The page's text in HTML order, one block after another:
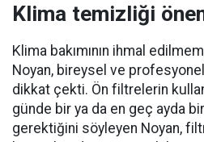
Klima temizliği
Klima bakımının ihmal
Noyan, bireysel ve profesyonel
dikkat çekti. Ön filtrelerin
günde bir ya da en geç ayda
gerektiğini söyleyen Noyan,